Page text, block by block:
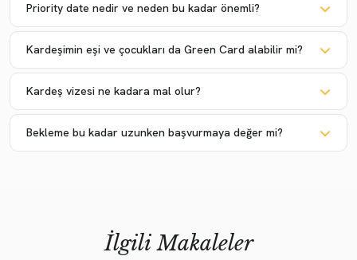
Priority date nedir ve neden bu kadar önemli?
Kardeşimin eşi ve çocukları da Green Card alabilir mi?
Kardeş vizesi ne kadara mal olur?
Bekleme bu kadar uzunken başvurmaya değer mi?
İlgili Makaleler